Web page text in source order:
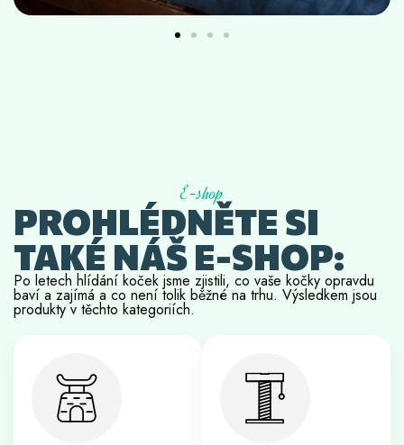
E-shop
PROHLÉDNĚTE SI
TAKÉ NÁŠ E-SHOP:
Po letech hlídání koček jsme zjistili, co vaše kočky opravdu
baví a zajímá a co není tolik běžné na trhu. Výsledkem jsou
produkty v těchto kategoriích.